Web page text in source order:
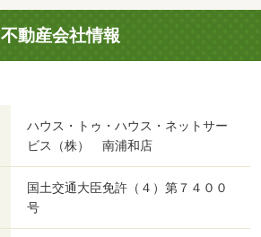
不動産会社情報
ハウス・トゥ・ハウス・ネットサー
ビス（株） 南浦和店
国土交通大臣免許（４）第７４００
号